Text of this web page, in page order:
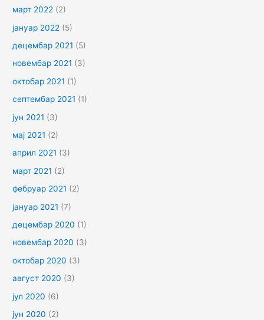
март 2022 (2)
јануар 2022 (5)
децембар 2021 (5)
новембар 2021 (3)
октобар 2021 (1)
септембар 2021 (1)
јун 2021 (3)
мај 2021 (2)
април 2021 (3)
март 2021 (2)
фебруар 2021 (2)
јануар 2021 (7)
децембар 2020 (1)
новембар 2020 (3)
октобар 2020 (3)
август 2020 (3)
јул 2020 (6)
јун 2020 (2)